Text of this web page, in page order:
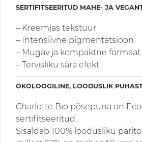
SERTIFITSEERITUD MAHE- JA
– Kreemjas tekstuur
– Intensiivne pigmentatsioon
– Mugav ja kompaktne formaat
– Tervisliku sära efekt
ÖKOLOOGILINE, LOODUSLIK
Charlotte Bio põsepuna on
sertifitseeritud.
Sisaldab 100% loodusliku